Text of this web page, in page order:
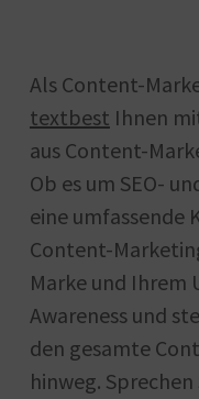
Als Content-
textbest Ihnen
aus Content-
Ob es um SEO-
eine umfassende
Content-
Marke und Ihrem
Awareness und
den gesamte
hinweg.